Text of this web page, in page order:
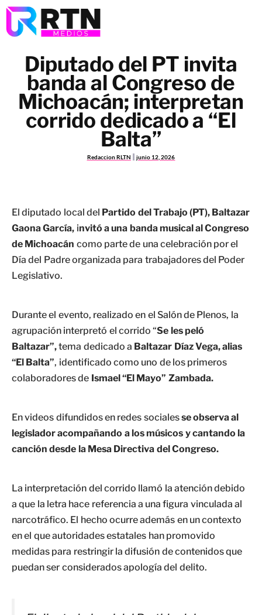
Diputado del PT invita
banda al Congreso de
Michoacán; interpretan
corrido dedicado a “El
Balta”
Redaccion RLTN junio 12, 2026
El diputado local del Partido del Trabajo (PT), Baltazar
Gaona García, invitó a una banda musical al Congreso
de Michoacán como parte de una celebración por el
Día del Padre organizada para trabajadores del Poder
Legislativo.
Durante el evento, realizado en el Salón de Plenos, la
agrupación interpretó el corrido “Se les peló
Baltazar”,tema dedicado a Baltazar Díaz Vega, alias
“El Balta”, identificado como uno de los primeros
colaboradores de Ismael “El Mayo” Zambada.
En videos difundidos en redes socialesse observa al
legislador acompañando a los músicos y cantando la
canción desde la Mesa Directiva del Congreso.
La interpretación del corrido llamó la atención debido
a que la letra hace referencia a una figura vinculada al
narcotráfico. El hecho ocurre además en un contexto
en el que autoridades estatales han promovido
medidas para restringir la difusión de contenidos que
puedan ser considerados apología del delito.